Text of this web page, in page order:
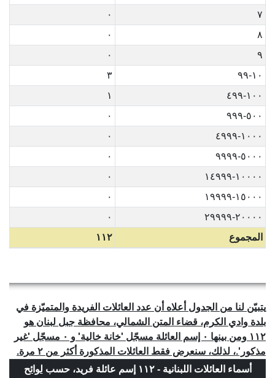
٧
٠
٨
٠
٩
٠
١٠-٩٩
٣
١٠٠-٤٩٩
١
٥٠٠-٩٩٩
٠
١٠٠٠-٤٩٩٩
٠
٥٠٠٠-٩٩٩٩
٠
١٠٠٠٠-١٤٩٩٩
٠
١٥٠٠٠-١٩٩٩٩
٠
٢٠٠٠٠-٢٩٩٩٩
٠
المجموع
١١٢
يتبيّن لنا من الجدول أعلاه أن عدد العائلات الفريدة والمتميّزة في
بلدة وادي الكرم، قضاء المتن الشمالي، محافظة جبل لبنان هو
١١٢ ومن بينها ٠ إسم العائلة مسجّل 'خانة خالية' و ٠ مسجّل 'غير
مذكور'.، لذلك، سنعرض فقط العائلات المذكورة أكثر من ٢ مرة.
أسماء العائلات اللبنانية - ١١٢ إسم عائلة فريد، حسب
لوائح